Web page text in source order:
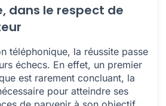
dans le respect de
téléphonique, la réussite passe
échecs. En effet, un premier
est rarement concluant, la
pour atteindre ses